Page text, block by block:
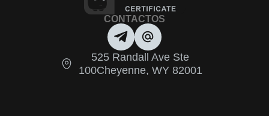
CONTACTOS
525 Randall Ave Ste
100Cheyenne, WY 82001